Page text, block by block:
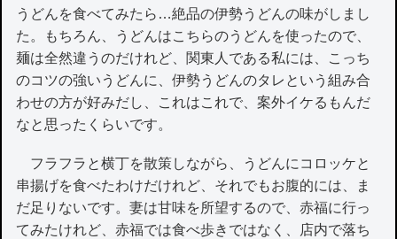
うどんを食べてみたら…絶品の伊勢うどんの味がしまし
た。もちろん、うどんはこちらのうどんを使ったので、
麺は全然違うのだけれど、関東人である私には、こっち
のコツの強いうどんに、伊勢うどんのタレという組み合
わせの方が好みだし、これはこれで、案外イケるもんだ
なと思ったくらいです。
フラフラと横丁を散策しながら、うどんにコロッケと
串揚げを食べたわけだけれど、それでもお腹的には、ま
だ足りないです。妻は甘味を所望するので、赤福に行っ
てみたけれど、赤福では食べ歩きではなく、店内で落ち